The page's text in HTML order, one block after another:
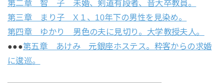
第二章 智 子 未婚、剣道有段者、音大卒教員。
第三章 まり子 X１、10年下の男性を見染め。
第四章 ゆかり 男色の夫に見切り。大学教授夫人。
●●●第五章 あけみ 元銀座ホステス。粋客からの求婚
に逡巡。